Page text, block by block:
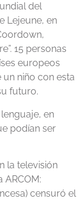
del
Lejeune, en
15 personas
europeos
niño con esta
futuro.
en
podían ser
la televisión
ARCOM:
censuró el